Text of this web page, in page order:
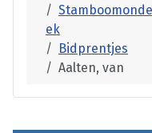
ek
Bidprentjes
Aalten, van